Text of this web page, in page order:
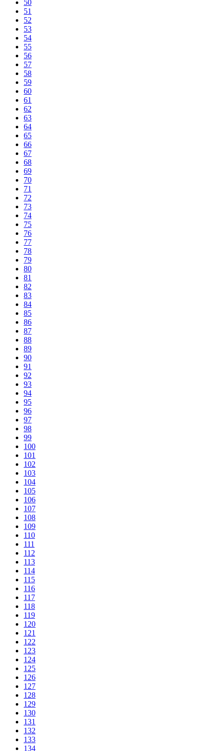
50
51
52
53
54
55
56
57
58
59
60
61
62
63
64
65
66
67
68
69
70
71
72
73
74
75
76
77
78
79
80
81
82
83
84
85
86
87
88
89
90
91
92
93
94
95
96
97
98
99
100
101
102
103
104
105
106
107
108
109
110
111
112
113
114
115
116
117
118
119
120
121
122
123
124
125
126
127
128
129
130
131
132
133
134